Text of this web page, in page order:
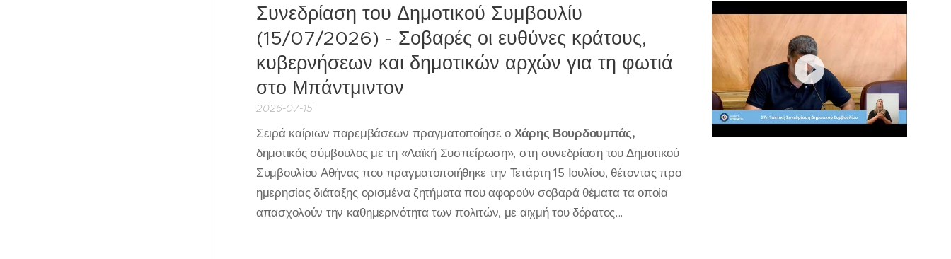
Συνεδρίαση του Δημοτικού Συμβουλίυ
(15/07/2026) - Σοβαρές οι ευθύνες κράτους,
κυβερνήσεων και δημοτικών αρχών για τη φωτιά
στο Μπάντμιντον
2026-07-15
Σειρά καίριων παρεμβάσεων πραγματοποίησε ο Χάρης Βουρδουμπάς,
δημοτικός σύμβουλος με τη «Λαϊκή Συσπείρωση», στη συνεδρίαση του Δημοτικού
Συμβουλίου Αθήνας που πραγματοποιήθηκε την Τετάρτη 15 Ιουλίου, θέτοντας προ
ημερησίας διάταξης ορισμένα ζητήματα που αφορούν σοβαρά θέματα τα οποία
απασχολούν την καθημερινότητα των πολιτών, με αιχμή του δόρατος...